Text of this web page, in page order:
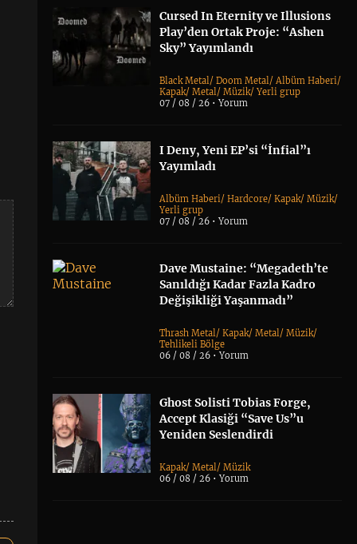
Cursed In Eternity ve Illusions
Play’den Ortak Proje: “Ashen
Sky” Yayımlandı
Black Metal/Doom Metal/Albüm Haberi/
Kapak/Metal/Müzik/Yerli grup
07 / 08 / 26 •Yorum
I Deny, Yeni EP’si “İnfial”ı
Yayımladı
Albüm Haberi/Hardcore/Kapak/Müzik/
Yerli grup
07 / 08 / 26 •Yorum
Dave Mustaine: “Megadeth’te
Sanıldığı Kadar Fazla Kadro
Değişikliği Yaşanmadı”
Thrash Metal/Kapak/Metal/Müzik/
Tehlikeli Bölge
06 / 08 / 26 •Yorum
Ghost Solisti Tobias Forge,
Accept Klasiği “Save Us”u
Yeniden Seslendirdi
Kapak/Metal/Müzik
06 / 08 / 26 •Yorum